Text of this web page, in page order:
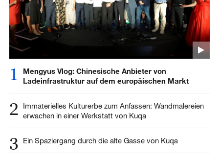
1
Mengyus Vlog: Chinesische Anbieter von
Ladeinfrastruktur auf dem europäischen Markt
2
Immaterielles Kulturerbe zum Anfassen: Wandmalereien
erwachen in einer Werkstatt von Kuqa
3 Ein Spaziergang durch die alte Gasse von Kuqa